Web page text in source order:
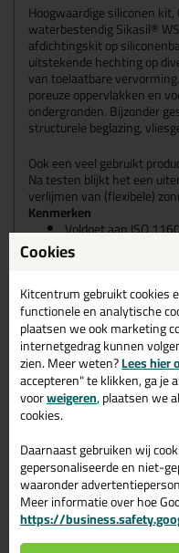
Hoogwaardige siliconen
waterbestendig Sikasil®
afdichtingskit op
uitstekende hechting op
van toelaatbare
poreuze oppervlakken en
ondergronden. Bijzonder
structurele beglazing,
Ook een veel gebruikt
Na testen blijkt het een
verlijmen van (flexibele)
Kenmerken
Voldoet aan ISO
Bevat geen
Snelle verrubbering
Voor
Voor voegbreedtes
Verwerking van 5°
Flexibel bij -40° C
Uitstekende
Opslagtijd 12
Cookies
Kitcentrum gebruikt cookies
functionele en analytische
plaatsen we ook marketing
internetgedrag kunnen
zien. Meer weten?Lees hier
accepteren" te klikken, ga je
voorweigeren, plaatsen we
cookies.
Daarnaast gebruiken wij
gepersonaliseerde en niet-
waaronder
Meer informatie over hoe
https://